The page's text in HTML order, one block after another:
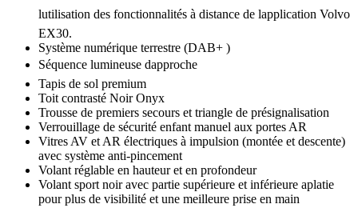
lutilisation des fonctionnalités à distance de lapplication Volvo
EX30.
Système numérique terrestre (DAB+ )
Séquence lumineuse dapproche
Tapis de sol premium
Toit contrasté Noir Onyx
Trousse de premiers secours et triangle de présignalisation
Verrouillage de sécurité enfant manuel aux portes AR
Vitres AV et AR électriques à impulsion (montée et descente)
avec système anti-pincement
Volant réglable en hauteur et en profondeur
Volant sport noir avec partie supérieure et inférieure aplatie
pour plus de visibilité et une meilleure prise en main